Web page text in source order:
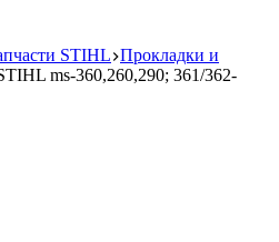
STIHL Прокладки и
ms-360,260,290; 361/362-